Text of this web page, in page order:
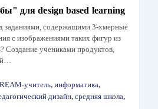
для design based learning
заданиями, содержащими 3-хмерные
с изображениями таких фигур из
Создание учениками продуктов,
учитель, информатика,
дизайн, средняя школа,